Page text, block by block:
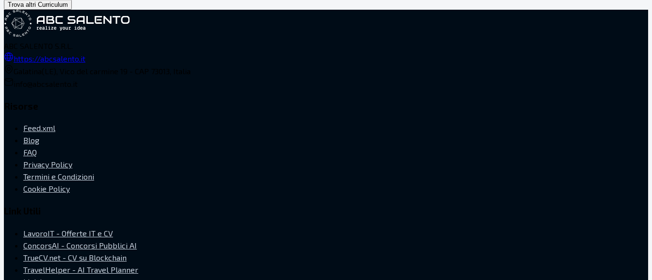
Trova altri Curriculum
https://abcsalento.it
Feed.xml
Blog
FAQ
Privacy Policy
Termini e Condizioni
Cookie Policy
LavoroIT - Offerte IT e CV
ConcorsAI - Concorsi Pubblici AI
TrueCV.net - CV su Blockchain
TravelHelper - AI Travel Planner